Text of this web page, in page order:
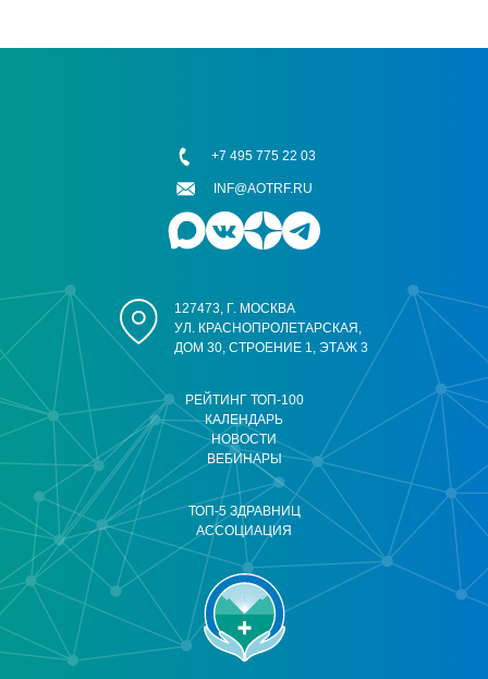
РЕЙТИНГ ТОП-100
КАЛЕНДАРЬ
НОВОСТИ
ВЕБИНАРЫ
ТОП-5 ЗДРАВНИЦ
АССОЦИАЦИЯ
127473, Г. МОСКВА
УЛ. КРАСНОПРОЛЕТАРСКАЯ,
ДОМ 30, СТРОЕНИЕ 1, ЭТАЖ 3
+7 495 775 22 03
INF@AOTRF.RU